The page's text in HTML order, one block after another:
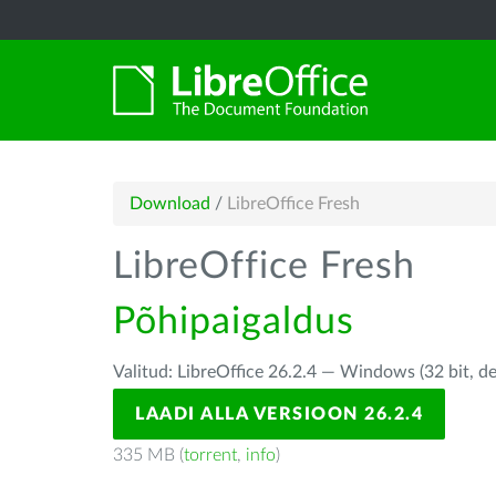
Download / LibreOffice Fresh
LibreOffice Fresh
Põhipaigaldus
Valitud: LibreOffice 26.2.4 — Windows (32 bit,
LAADI ALLA VERSIOON 26.2.4
335 MB (torrent, info)